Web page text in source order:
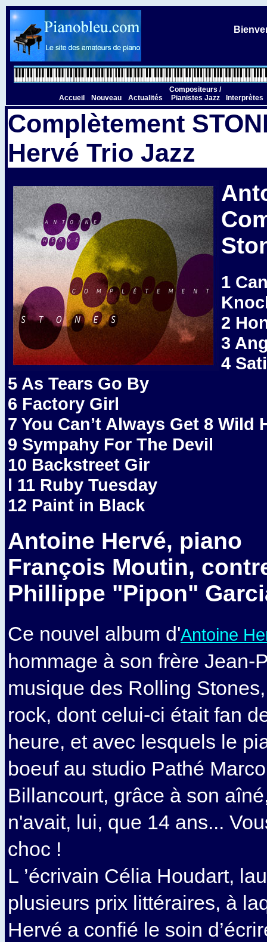
Accueil Nouveau Actualités
Compositeurs /
Pianistes Jazz
Interprètes
Complètement
Hervé Trio Jazz
1
2
3
4
5 As Tears Go By
6 Factory Girl
7 You Can’t Always Get 8 Wild
9 Sympahy For The Devil
10 Backstreet Gir
l 11 Ruby Tuesday
12 Paint in Black
Antoine Hervé, piano
François Moutin,
Phillippe "Pipon"
Ce nouvel album d'Antoine
hommage à son frère Jean-
musique des Rolling
rock, dont celui-ci était fan
heure, et avec lesquels le
boeuf au studio Pathé
Billancourt, grâce à son
n'avait, lui, que 14 ans...
choc !
L ’écrivain Célia Houdart,
plusieurs prix littéraires, à
Hervé a confié le soin